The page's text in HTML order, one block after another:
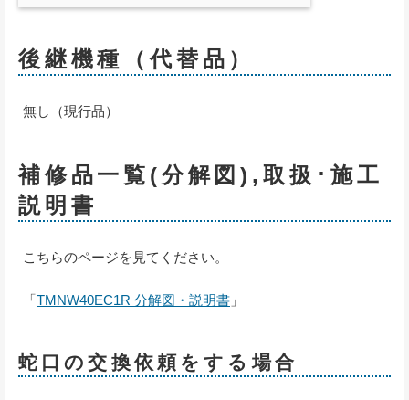
後継機種（代替品）
無し（現行品）
補修品一覧(分解図),取扱･施工
説明書
こちらのページを見てください。
「TMNW40EC1R 分解図・説明書 」
蛇口の交換依頼をする場合